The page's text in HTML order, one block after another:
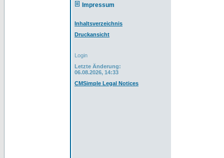
Impressum
Inhaltsverzeichnis
Druckansicht
Login
Letzte Änderung:
06.08.2026, 14:33
CMSimple Legal Notices